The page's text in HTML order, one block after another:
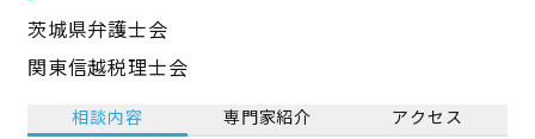
茨城県弁護士会
関東信越税理士会
相談内容 専門家紹介 アクセス